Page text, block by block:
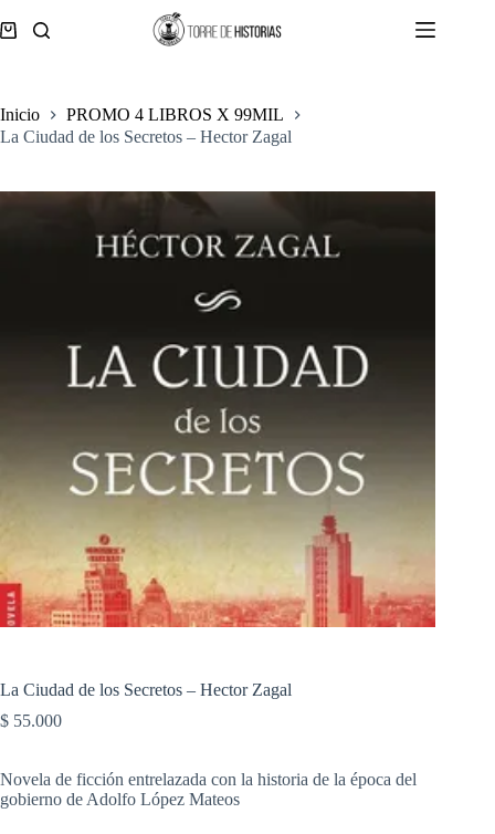
al
Carro
Inicio
PROMO 4 LIBROS X 99MIL
La Ciudad de los Secretos – Hector Zagal
La Ciudad de los Secretos – Hector Zagal
$ 55.000
Novela de ficción entrelazada con la historia de la época del
gobierno de Adolfo López Mateos